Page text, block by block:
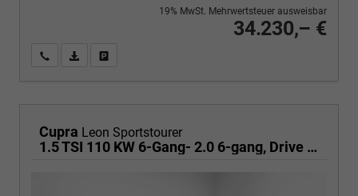
34.230,– €
19% MwSt. Mehrwertsteuer ausweisbar
Wir rufen Sie anPDF-Fahrzeugexposé drucken
Cupra Leon Sportstourer
1.5 TSI 110 KW 6-Gang- 2.0 6-gang, Drive Paket, Virtual Pedal für HeckklaLED MATRIX ULTRA , dynamische Blinkleuchten, Navigation, ,Pack Safe XL, PDC, Winterpaket, Klimaautomatik 3 Z., 18 Zoll Alufelgen Garbi, Edge Paket